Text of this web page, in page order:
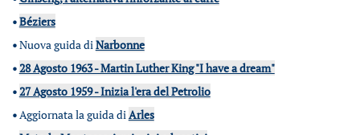
•Béziers
•Nuova guida diNarbonne
•28 Agosto 1963 - Martin Luther King "I have a dream"
•27 Agosto 1959 - Inizia l'era del Petrolio
•Aggiornata la guida diArles